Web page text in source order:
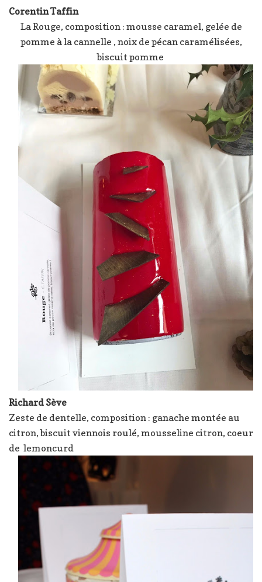
Corentin Taffin
La Rouge, composition : mousse caramel, gelée de
pomme à la cannelle , noix de pécan caramélisées,
biscuit pomme
Richard Sève
Zeste de dentelle, composition : ganache montée au
citron, biscuit viennois roulé, mousseline citron, coeur
de lemoncurd